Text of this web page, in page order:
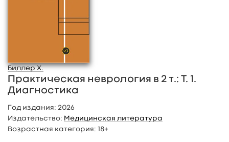
Биллер Х.
Практическая неврология в 2 т.: Т. 1.
Диагностика
Год издания: 2026
Издательство: Медицинская литература
Возрастная категория: 18+